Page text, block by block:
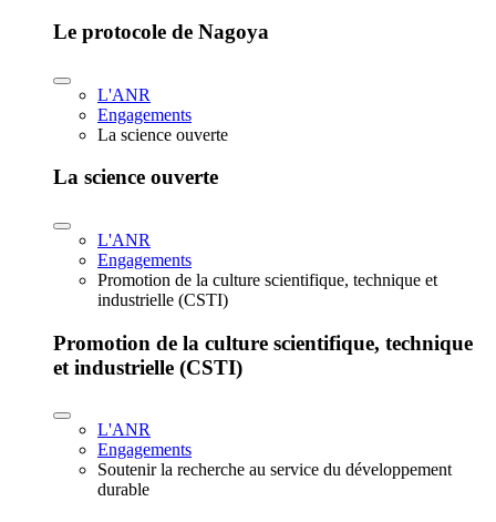
Le protocole de Nagoya
L'ANR
Engagements
La science ouverte
La science ouverte
L'ANR
Engagements
Promotion de la culture scientifique, technique et
industrielle (CSTI)
Promotion de la culture scientifique, technique
et industrielle (CSTI)
L'ANR
Engagements
Soutenir la recherche au service du développement
durable